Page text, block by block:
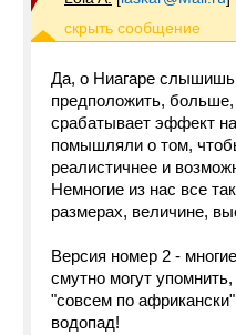
Да, о Ниагаре
предположить,
срабатывает эффект
помышляли о том,
реалистичнее и
Немногие из нас все
размерах, величине,
Версия номер 2 -
смутно могут
"совсем по
водопад!